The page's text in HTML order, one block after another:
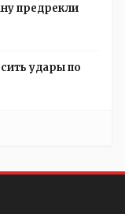
предрекли
удары по